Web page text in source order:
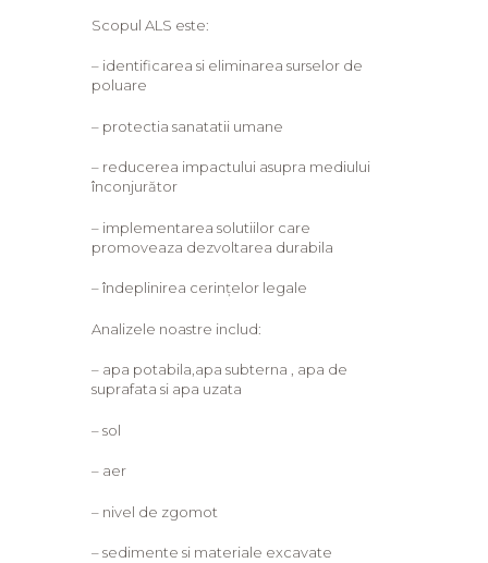
Scopul ALS este:
– identificarea si eliminarea surselor de
poluare
– protectia sanatatii umane
– reducerea impactului asupra mediului
înconjurător
– implementarea solutiilor care
promoveaza dezvoltarea durabila
– îndeplinirea cerințelor legale
Analizele noastre includ:
– apa potabila,apa subterna , apa de
suprafata si apa uzata
– sol
– aer
– ​nivel de zgomot
– sedimente si materiale excavate